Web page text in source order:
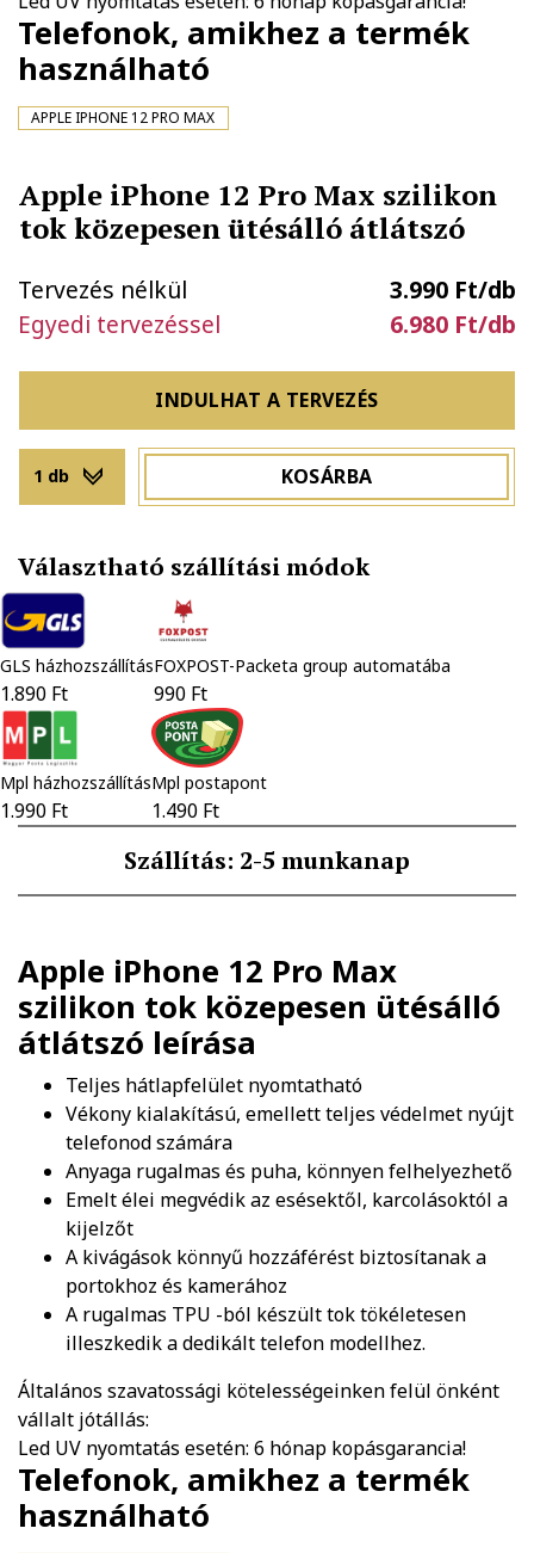
Telefonok, amikhez a termék
használható
APPLE IPHONE 12 PRO MAX
Apple iPhone 12 Pro Max szilikon
tok közepesen ütésálló átlátszó
Tervezés nélkül
3.990 Ft/db
Egyedi tervezéssel
6.980 Ft/db
INDULHAT A TERVEZÉS
1 db KOSÁRBA
Választható szállítási módok
GLS házhozszállítás
1.890 Ft
FOXPOST-Packeta group automatába
990 Ft
Mpl házhozszállítás
1.990 Ft
Mpl postapont
1.490 Ft
Szállítás: 2-5 munkanap
Apple iPhone 12 Pro Max
szilikon tok közepesen ütésálló
átlátszó leírása
Teljes hátlapfelület nyomtatható
Vékony kialakítású, emellett teljes védelmet nyújt
telefonod számára
Anyaga rugalmas és puha, könnyen felhelyezhető
Emelt élei megvédik az esésektől, karcolásoktól a
kijelzőt
A kivágások könnyű hozzáférést biztosítanak a
portokhoz és kamerához
A rugalmas TPU -ból készült tok tökéletesen
illeszkedik a dedikált telefon modellhez.
Általános szavatossági kötelességeinken felül önként
vállalt jótállás:
Led UV nyomtatás esetén: 6 hónap kopásgarancia!
Telefonok, amikhez a termék
használható